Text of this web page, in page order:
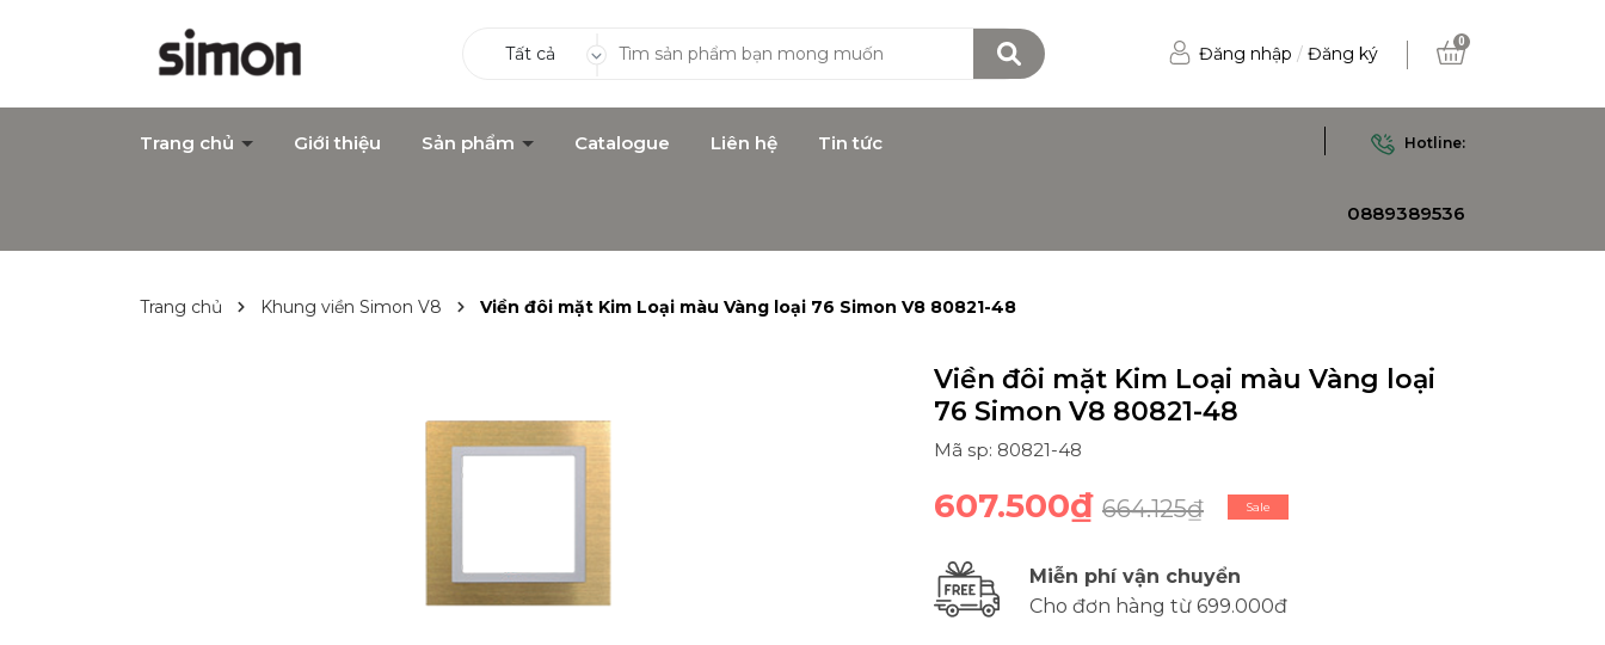
Tất cả Đăng nhập / Đăng ký
0
Trang chủ Giới thiệu Sản phẩm Catalogue Liên hệ Tin tức Hotline:
0889389536
Trang chủ Khung viền Simon V8 Viền đôi mặt Kim Loại màu Vàng loại 76 Simon V8 80821-48
Viền đôi mặt Kim Loại màu Vàng loại
76 Simon V8 80821-48
Mã sp: 80821-48
607.500₫ 664.125₫ Sale
Miễn phí vận chuyển
Cho đơn hàng từ 699.000đ